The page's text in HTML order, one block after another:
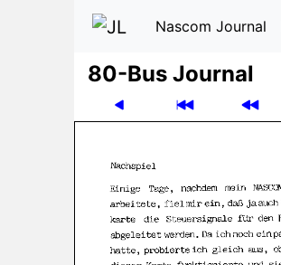
Nascom Journal
80-Bus Journal